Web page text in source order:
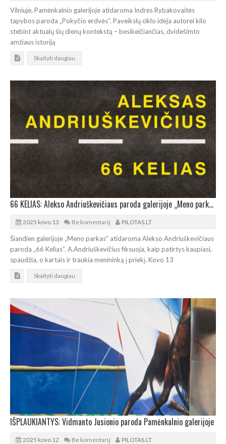
Vilniuje, Pamėnkalnio galerijoje atidaroma Indrės Rybakovaitės
tapybos paroda „Pokyčio erdvės“. Paveikslų ciklo idėja autorei kilo
stebint aktualų šių dienų kontekstą – besikeičiančias, dvidešimto
amžiaus istoriją
Skaityti daugiau
66 KELIAS: Alekso Andriuškevičiaus paroda galerijoje „Meno parkas”
2025 kovo 13 Be komentarų PILOTAS.LT
Šiandien galerijoje „Meno parkas” atidaroma Alekso Andriuškevičiaus
paroda „66 Kelias”. A.Andriuškevičius fiksuoja, kaip patirtys kaupiasi,
spaudžia, o kartais ir traukia menininką į priekį. Kovo 13
Skaityti daugiau
IŠPLAUKIANTYS: Vidmanto Jusionio paroda Pamėnkalnio galerijoje
2025 kovo 12 Be komentarų PILOTAS.LT